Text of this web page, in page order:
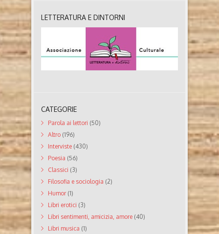
LETTERATURA E DINTORNI
CATEGORIE
Parola ai lettori (50)
Altro (196)
Interviste (430)
Poesia (56)
Classici (3)
Filosofia e sociologia (2)
Humor(1)
Libri erotici (3)
Libri sentimenti, amicizia, amore (40)
Libri musica (1)